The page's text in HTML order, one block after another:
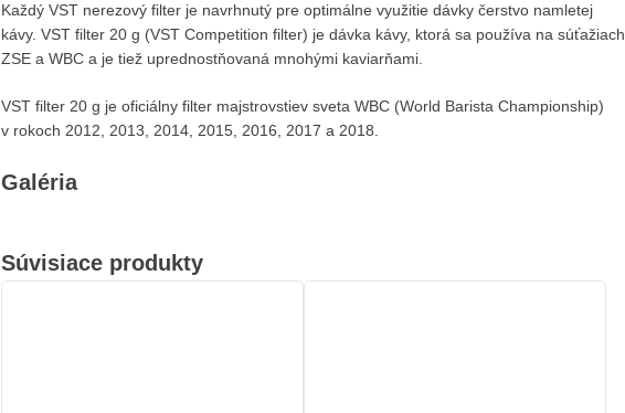
Každý VST nerezový filter je navrhnutý pre optimálne využitie dávky čerstvo namletej
kávy. VST filter 20 g (VST Competition filter) je dávka kávy, ktorá sa používa na súťažiach
ZSE a WBC a je tiež uprednostňovaná mnohými kaviarňami.
VST filter 20 g je oficiálny filter majstrovstiev sveta WBC (World Barista Championship)
v rokoch 2012, 2013, 2014, 2015, 2016, 2017 a 2018.
Galéria
Súvisiace produkty